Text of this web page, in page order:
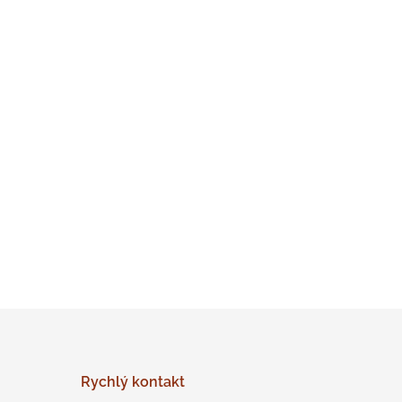
Rychlý kontakt